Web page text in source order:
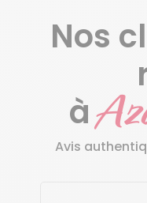
Nos
à
Avis